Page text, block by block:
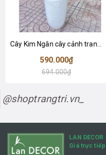
590.000₫
694.000₫
@shoptrangtri.vn_
LAN DECOR
Giá trực